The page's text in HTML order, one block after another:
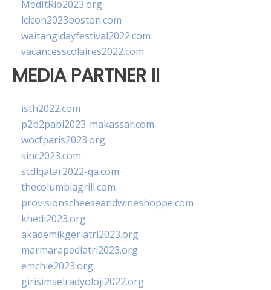
MedItRio2023.org
lcicon2023boston.com
waitangidayfestival2022.com
vacancesscolaires2022.com
MEDIA PARTNER II
isth2022.com
p2b2pabi2023-makassar.com
wocfparis2023.org
sinc2023.com
scdlqatar2022-qa.com
thecolumbiagrill.com
provisionscheeseandwineshoppe.com
khedi2023.org
akademikgeriatri2023.org
marmarapediatri2023.org
emchie2023.org
girisimselradyoloji2022.org